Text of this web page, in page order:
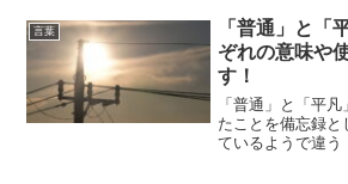
言葉
「普通」と「
ぞれの意味や
す！
「普通」と「平
たことを備忘録
ているようで違う